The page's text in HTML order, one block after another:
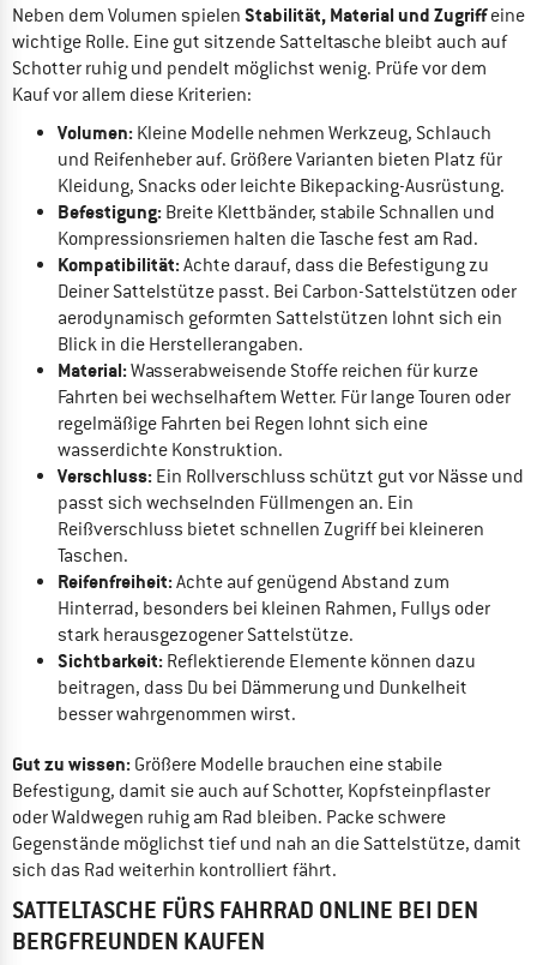
Neben dem Volumen spielen Stabilität, Material und Zugriffeine
wichtige Rolle. Eine gut sitzende Satteltasche bleibt auch auf
Schotter ruhig und pendelt möglichst wenig. Prüfe vor dem
Kauf vor allem diese Kriterien:
Volumen:Kleine Modelle nehmen Werkzeug, Schlauch
und Reifenheber auf. Größere Varianten bieten Platz für
Kleidung, Snacks oder leichte Bikepacking-Ausrüstung.
Befestigung:Breite Klettbänder, stabile Schnallen und
Kompressionsriemen halten die Tasche fest am Rad.
Kompatibilität:Achte darauf, dass die Befestigung zu
Deiner Sattelstütze passt. Bei Carbon-Sattelstützen oder
aerodynamisch geformten Sattelstützen lohnt sich ein
Blick in die Herstellerangaben.
Material:Wasserabweisende Stoffe reichen für kurze
Fahrten bei wechselhaftem Wetter. Für lange Touren oder
regelmäßige Fahrten bei Regen lohnt sich eine
wasserdichte Konstruktion.
Verschluss:Ein Rollverschluss schützt gut vor Nässe und
passt sich wechselnden Füllmengen an. Ein
Reißverschluss bietet schnellen Zugriff bei kleineren
Taschen.
Reifenfreiheit:Achte auf genügend Abstand zum
Hinterrad, besonders bei kleinen Rahmen, Fullys oder
stark herausgezogener Sattelstütze.
Sichtbarkeit:Reflektierende Elemente können dazu
beitragen, dass Du bei Dämmerung und Dunkelheit
besser wahrgenommen wirst.
Gut zu wissen: Größere Modelle brauchen eine stabile
Befestigung, damit sie auch auf Schotter, Kopfsteinpflaster
oder Waldwegen ruhig am Rad bleiben. Packe schwere
Gegenstände möglichst tief und nah an die Sattelstütze, damit
sich das Rad weiterhin kontrolliert fährt.
SATTELTASCHE FÜRS FAHRRAD ONLINE BEI DEN
BERGFREUNDEN KAUFEN